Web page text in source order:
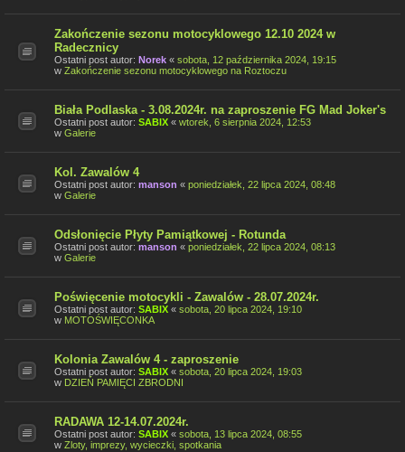
Zakończenie sezonu motocyklowego 12.10 2024 w
Radecznicy
Ostatni post autor: Norek « sobota, 12 października 2024, 19:15
w Zakończenie sezonu motocyklowego na Roztoczu
Biała Podlaska - 3.08.2024r. na zaproszenie FG Mad Joker's
Ostatni post autor: SABIX « wtorek, 6 sierpnia 2024, 12:53
w Galerie
Kol. Zawalów 4
Ostatni post autor: manson « poniedziałek, 22 lipca 2024, 08:48
w Galerie
Odsłonięcie Płyty Pamiątkowej - Rotunda
Ostatni post autor: manson « poniedziałek, 22 lipca 2024, 08:13
w Galerie
Poświęcenie motocykli - Zawalów - 28.07.2024r.
Ostatni post autor: SABIX « sobota, 20 lipca 2024, 19:10
w MOTOŚWIĘCONKA
Kolonia Zawalów 4 - zaproszenie
Ostatni post autor: SABIX « sobota, 20 lipca 2024, 19:03
w DZIEŃ PAMIĘCI ZBRODNI
RADAWA 12-14.07.2024r.
Ostatni post autor: SABIX « sobota, 13 lipca 2024, 08:55
w Zloty, imprezy, wycieczki, spotkania